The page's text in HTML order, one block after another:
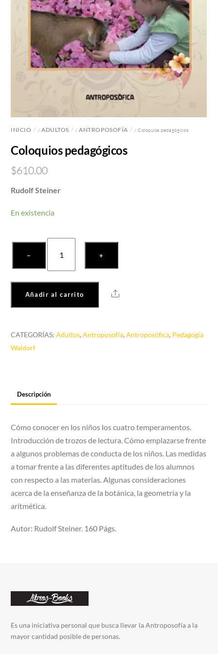
INICIO /ADULTOS /ANTROPOSOFÍA / Coloquios pedagógicos
Coloquios pedagógicos
$610.00
Rudolf Steiner
En existencia
−
pedagógicos
cantidad
+
Añadir al carrito Share
CATEGORÍAS:Adultos,Antroposofía,Antroposófica, Pedagogía
Waldorf
Descripción
Cómo conocer en los niños los cuatro temperamentos.
Introducción de trozos de lectura. Cómo emplazarse frente
a algunos problemas de conducta de los niños. Las medidas
a tomar frente a las diferentes aptitudes de los alumnos
con respecto a las materias. Algunas consideraciones
acerca de la enseñanza de la botánica, la geometría y la
aritmética.
Autor: Rudolf Steiner. 160 Págs.
Es una iniciativa personal que busca llevar la Antroposofía a la
mayor cantidad posible de personas.